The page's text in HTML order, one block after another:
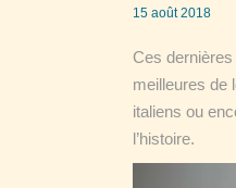
15 août 2018
Ces
meilleures de
italiens ou
l’histoire.